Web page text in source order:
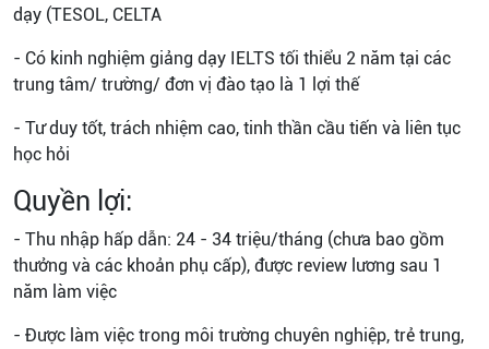
dạy (TESOL, CELTA
- Có kinh nghiệm giảng dạy IELTS tối thiểu 2 năm tại các
trung tâm/ trường/ đơn vị đào tạo là 1 lợi thế
- Tư duy tốt, trách nhiệm cao, tinh thần cầu tiến và liên tục
học hỏi
Quyền lợi:
- Thu nhập hấp dẫn: 24 - 34 triệu/tháng (chưa bao gồm
thưởng và các khoản phụ cấp), được review lương sau 1
năm làm việc
- Được làm việc trong môi trường chuyên nghiệp, trẻ trung,